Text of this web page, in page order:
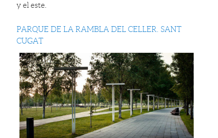
y el este.
PARQUE DE LA RAMBLA DEL CELLER. SANT
CUGAT